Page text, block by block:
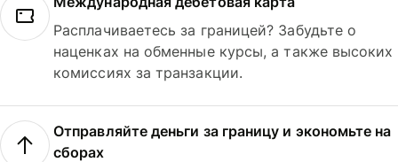
Расплачиваетесь за границей? Забудьте о
наценках на обменные курсы, а также высоких
комиссиях за транзакции.
Отправляйте деньги за границу и экономьте на
сборах